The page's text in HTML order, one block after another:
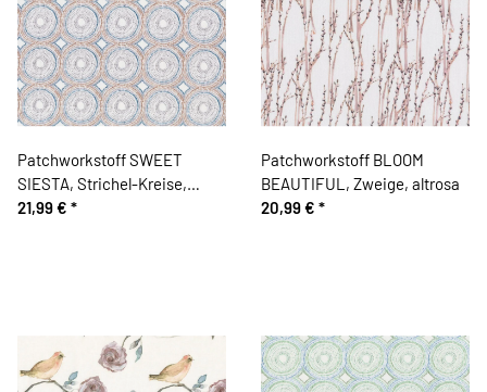
Patchworkstoff SWEET
SIESTA, Strichel-Kreise,
hellgrau
21,99 € *
Patchworkstoff BLOOM
BEAUTIFUL, Zweige, altrosa
20,99 € *